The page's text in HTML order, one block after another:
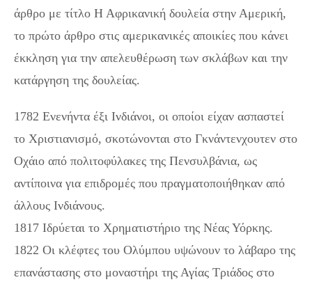
άρθρο με τίτλο Η Αφρικανική δουλεία στην Αμερική,
το πρώτο άρθρο στις αμερικανικές αποικίες που κάνει
έκκληση για την απελευθέρωση των σκλάβων και την
κατάργηση της δουλείας.
1782 Ενενήντα έξι Ινδιάνοι, οι οποίοι είχαν ασπαστεί
το Χριστιανισμό, σκοτώνονται στο Γκνάντενχουτεν στο
Οχάιο από πολιτοφύλακες της Πενσυλβάνια, ως
αντίποινα για επιδρομές που πραγματοποιήθηκαν από
άλλους Ινδιάνους.
1817 Ιδρύεται το Χρηματιστήριο της Νέας Υόρκης.
1822 Οι κλέφτες του Ολύμπου υψώνουν το λάβαρο της
επανάστασης στο μοναστήρι της Αγίας Τριάδος στο